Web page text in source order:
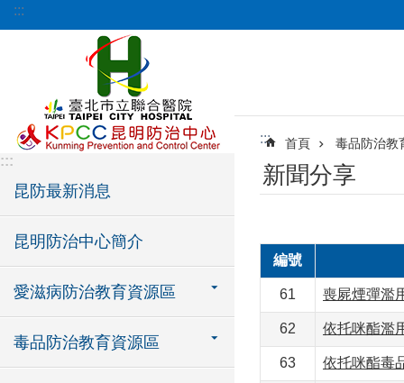
跳到主要內容區塊
:::
:::
昆防最新消息
昆明防治中心簡介
愛滋病防治教育資源區
毒品防治教育資源區
::: 首頁 毒品防治教
新聞分享
編號
61 喪屍煙彈濫
62 依托咪酯濫
63 依托咪酯毒